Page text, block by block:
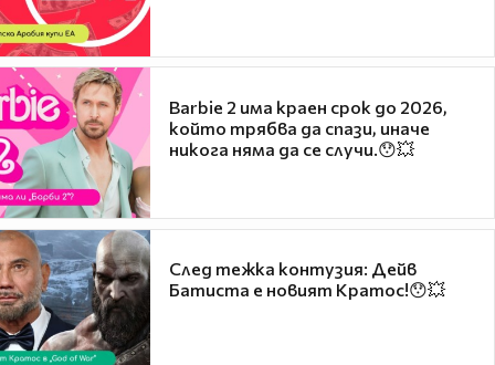
Barbie 2 има краен срок до 2026,
който трябва да спази, иначе
никога няма да се случи.😯💥
След тежка контузия: Дейв
Батиста е новият Кратос!😯💥